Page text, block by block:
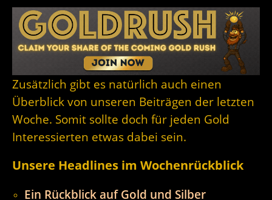
Zusätzlich gibt es natürlich auch einen
Überblick von unseren Beiträgen der letzten
Woche. Somit sollte doch für jeden Gold
Interessierten etwas dabei sein.
Unsere Headlines im Wochenrückblick
Ein Rückblick auf Gold und Silber